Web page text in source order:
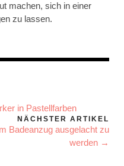
machen, sich in einer
zu lassen.
in Pastellfarben
NÄCHSTER ARTIKEL
Badeanzug ausgelacht zu
werden →